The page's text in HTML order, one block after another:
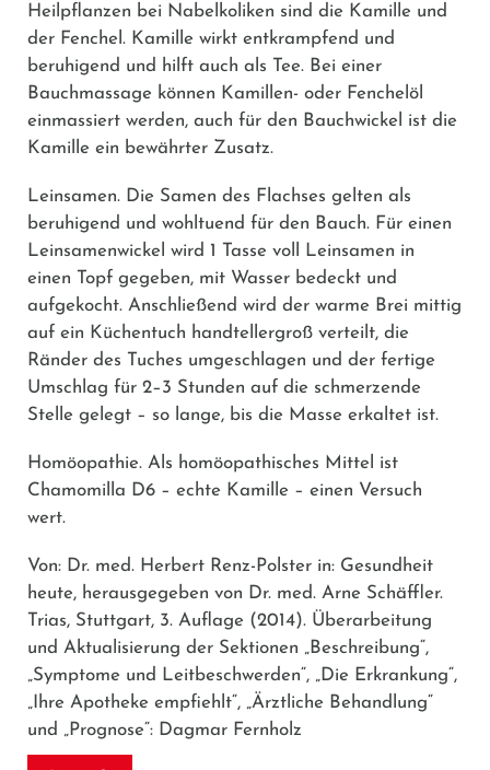
Heilpflanzen bei Nabelkoliken sind die Kamille und
der Fenchel. Kamille wirkt entkrampfend und
beruhigend und hilft auch als Tee. Bei einer
Bauchmassage können Kamillen- oder Fenchelöl
einmassiert werden, auch für den Bauchwickel ist die
Kamille ein bewährter Zusatz.
Leinsamen. Die Samen des Flachses gelten als
beruhigend und wohltuend für den Bauch. Für einen
Leinsamenwickel wird 1 Tasse voll Leinsamen in
einen Topf gegeben, mit Wasser bedeckt und
aufgekocht. Anschließend wird der warme Brei mittig
auf ein Küchentuch handtellergroß verteilt, die
Ränder des Tuches umgeschlagen und der fertige
Umschlag für 2–3 Stunden auf die schmerzende
Stelle gelegt – so lange, bis die Masse erkaltet ist.
Homöopathie. Als homöopathisches Mittel ist
Chamomilla D6 – echte Kamille – einen Versuch
wert.
Von: Dr. med. Herbert Renz-Polster in: Gesundheit
heute, herausgegeben von Dr. med. Arne Schäffler.
Trias, Stuttgart, 3. Auflage (2014). Überarbeitung
und Aktualisierung der Sektionen „Beschreibung“,
„Symptome und Leitbeschwerden“, „Die Erkrankung“,
„Ihre Apotheke empfiehlt“, „Ärztliche Behandlung“
und „Prognose“: Dagmar Fernholz